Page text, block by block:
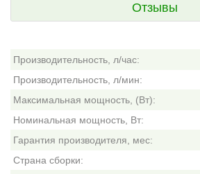
Отзывы
Производительность, л/час:
Производительность, л/мин:
Максимальная мощность, (Вт):
Номинальная мощность, Вт:
Гарантия производителя, мес:
Страна сборки: